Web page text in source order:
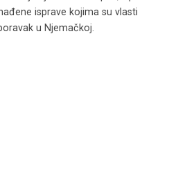
isprave kojima su vlasti
u Njemačkoj.